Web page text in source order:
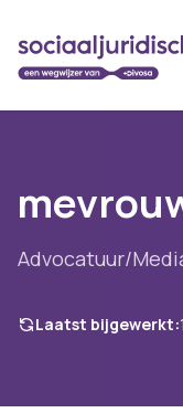
Advocatuur/
Laatst bijgewerkt: